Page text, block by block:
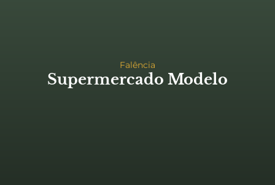
Falência
Supermercado Modelo